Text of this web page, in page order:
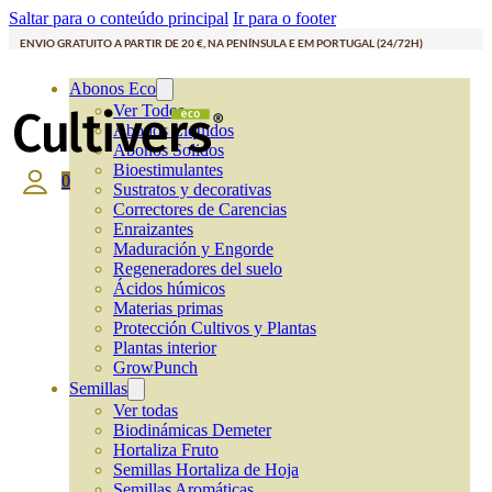
Saltar para o conteúdo principal Ir para o footer
ENVIO GRATUITO A PARTIR DE 20 €, NA PENÍNSULA E EM PORTUGAL (24/72H)
Abonos Eco
Ver Todos
Abonos Líquidos
Abonos Solidos
Bioestimulantes
Sustratos y decorativas
Correctores de Carencias
Enraizantes
Maduración y Engorde
Regeneradores del suelo
Ácidos húmicos
Materias primas
Protección Cultivos y Plantas
Plantas interior
GrowPunch
Semillas
Ver todas
Biodinámicas Demeter
Hortaliza Fruto
Semillas Hortaliza de Hoja
0